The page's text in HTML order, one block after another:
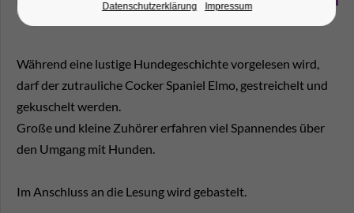
Während eine lustige Hundegeschichte vorgelesen wird,
darf der zutrauliche Cocker Spaniel Elmo, gestreichelt und
gekuschelt werden.
Große und kleine Zuhörer erfahren viel Spannendes über
den Umgang mit Hunden.
Im Anschluss an die Lesung wird gebastelt.
Datenschutzerklärung Impressum